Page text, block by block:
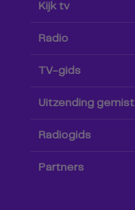
Kijk tv
Radio
TV-gids
Uitzending gemist
Radiogids
Partners